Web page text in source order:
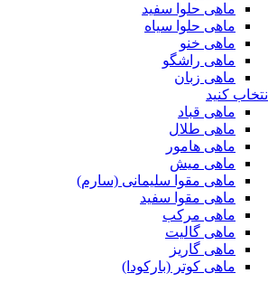
ماهی حلوا سفید
ماهی حلوا سیاه
ماهی خنو
ماهی راشگو
ماهی زبان
انتخاب کنید
ماهی قباد
ماهی طلال
ماهی هامور
ماهی میش
ماهی مقوا سلیمانی (سارم)
ماهی مقوا سفید
ماهی مرکب
ماهی گالیت
ماهی گاریز
ماهی کوتر (بارکودا)